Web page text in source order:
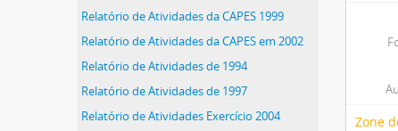
Relatório de Atividades da CAPES 1999
Relatório de Atividades da CAPES em 2002
Relatório de Atividades de 1994
Relatório de Atividades de 1997
Relatório de Atividades Exercício 2004
Zone